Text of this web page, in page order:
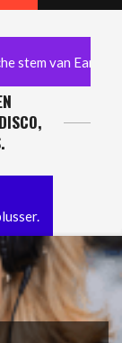
van Earth & Fire